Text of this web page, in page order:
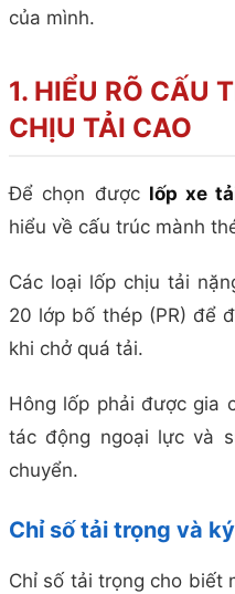
của mình.
1. HIỂU RÕ CẤU
CHỊU TẢI CAO
Để chọn được lốp xe
hiểu về cấu trúc mành
Các loại lốp chịu tải
20 lớp bố thép (PR) để
khi chở quá tải.
Hông lốp phải được gia
tác động ngoại lực và
chuyển.
Chỉ số tải trọng và
Chỉ số tải trọng cho biết